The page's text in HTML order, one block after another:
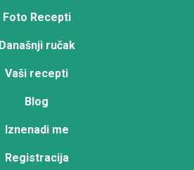
Foto Recepti
Današnji ručak
Vaši recepti
Blog
Iznenadi me
Registracija